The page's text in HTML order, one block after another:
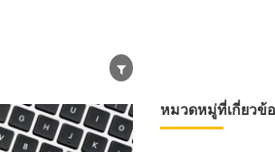
หมวดหมู่ที่เกี่ยวข้